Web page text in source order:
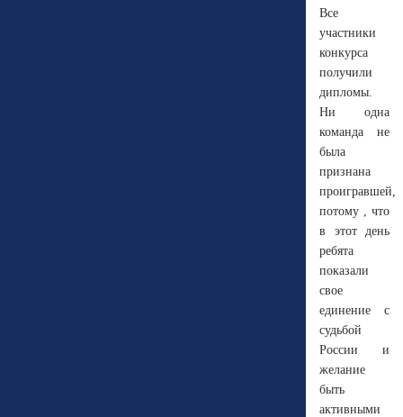
Все
участники
конкурса
получили
дипломы.
Ни одна
команда не
была
признана
проигравшей,
потому , что
в этот день
ребята
показали
свое
единение с
судьбой
России и
желание
быть
активными